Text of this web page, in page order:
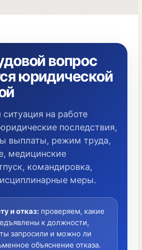
вопрос
юридической
на работе
последствия,
выплаты, режим труда,
медицинские
командировка,
меры.
и отказ: проверяем, какие
к должности,
запросили и можно ли
объяснение отказа.